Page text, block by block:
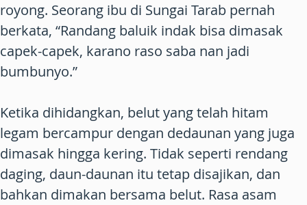
royong. Seorang ibu di Sungai Tarab pernah
berkata, “Randang baluik indak bisa dimasak
capek-capek, karano raso saba nan jadi
bumbunyo.”
Ketika dihidangkan, belut yang telah hitam
legam bercampur dengan dedaunan yang juga
dimasak hingga kering. Tidak seperti rendang
daging, daun-daunan itu tetap disajikan, dan
bahkan dimakan bersama belut. Rasa asam